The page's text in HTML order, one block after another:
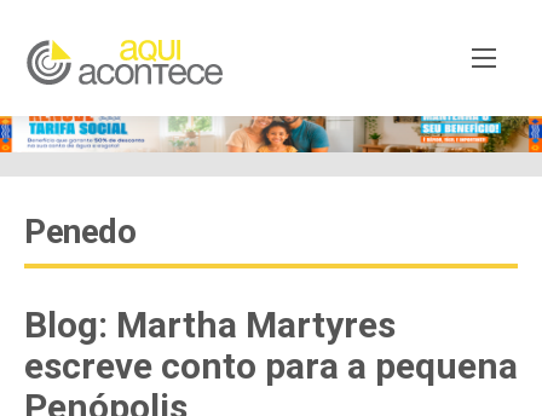
Penedo
Blog: Martha Martyres
escreve conto para a pequena
Penópolis